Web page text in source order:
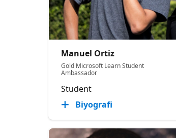
Manuel Ortiz
Gold Microsoft Learn Student
Ambassador
Student
Biyografi